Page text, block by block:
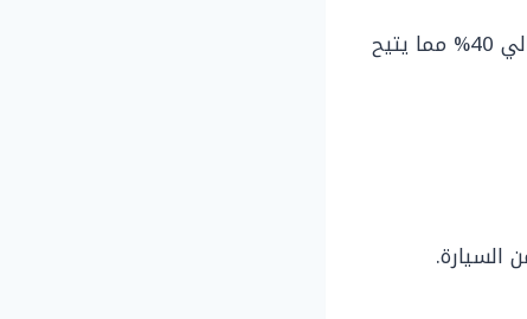
توفر سيارة تاهو 2021 مساحة كبيرة للأرجل في الصف الثالث من السيارة حوالي 40% مما يتيح